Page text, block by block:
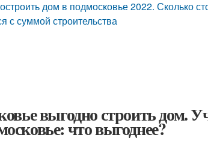
дом в подмосковье 2022. Сколько
с суммой строительства
выгодно строить дом.
что выгоднее?